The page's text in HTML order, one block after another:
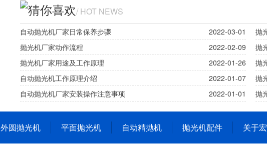
猜你喜欢/ HOT NEWS
自动抛光机厂家日常保养步骤 2022-03-01 抛
抛光机厂家动作流程
2022-02-09 抛
抛光机厂家用途及工作原理
2022-01-26 抛
自动抛光机工作原理介绍
2022-01-07 抛
自动抛光机厂家安装操作注意事项
2022-01-01 抛
外圆抛光机 平面抛光机 自动精抛机 抛光机配件 关于